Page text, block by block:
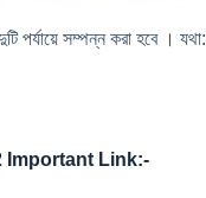
সম্পন্ন করা হবে । যথা:
Important Link:-